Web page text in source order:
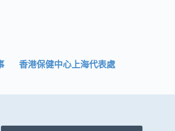
香港保健中心上海代表處